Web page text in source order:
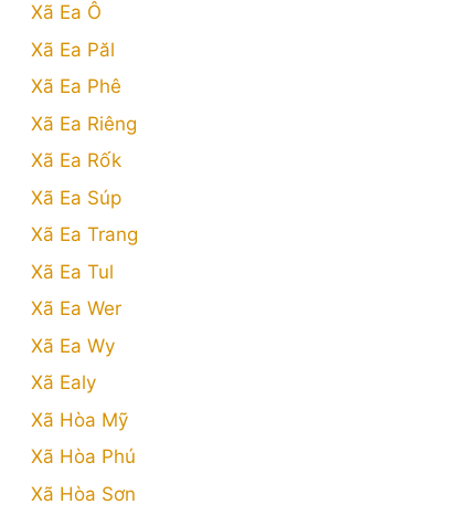
Xã Ea Ô
Xã Ea Păl
Xã Ea Phê
Xã Ea Riêng
Xã Ea Rốk
Xã Ea Súp
Xã Ea Trang
Xã Ea Tul
Xã Ea Wer
Xã Ea Wy
Xã Ealy
Xã Hòa Mỹ
Xã Hòa Phú
Xã Hòa Sơn